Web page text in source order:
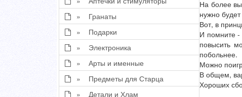
» Гранаты
» Подарки
» Электроника
» Арты и именные
» Предметы для Старца
» Детали и Хлам
На более
нужно
Вот, в
И помните -
повысить
побольнее.
Можно
В общем,
Хороших